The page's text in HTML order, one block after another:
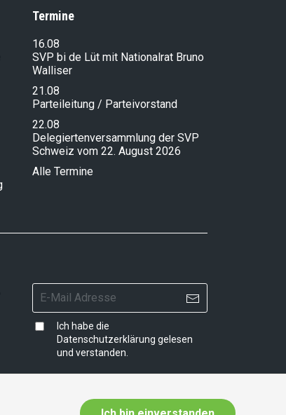
Termine
16.08
SVP bi de Lüt mit Nationalrat Bruno
Walliser
21.08
Parteileitung / Parteivorstand
22.08
Delegiertenversammlung der SVP
Schweiz vom 22. August 2026
Alle Termine
Ich habe die
Datenschutzerklärung gelesen
und verstanden.